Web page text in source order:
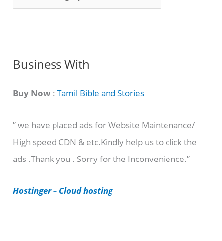
o
C
t
g
o
r
e
Business With
Buy Now :Tamil Bible and Stories
” we have placed ads for Website Maintenance/
High speed CDN & etc.Kindly help us to click the
ads .Thank you . Sorry for the Inconvenience.”
Hostinger – Cloud hosting